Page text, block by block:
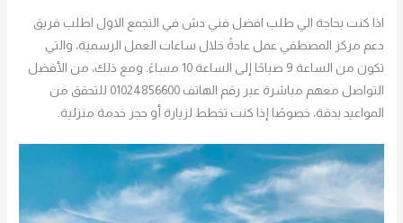
اذا كنت بحاجة الي طلب افضل فني دش في التجمع الاول اطلب فريق
دعم مركز المصطفي عمل عادةً خلال ساعات العمل الرسمية، والتي
تكون من الساعة 9 صباحًا إلى الساعة 10 مساءً. ومع ذلك، من الأفضل
التواصل معهم مباشرة عبر رقم الهاتف 01024856600 للتحقق من
المواعيد بدقة، خصوصًا إذا كنت تخطط لزيارة أو حجز خدمة منزلية.